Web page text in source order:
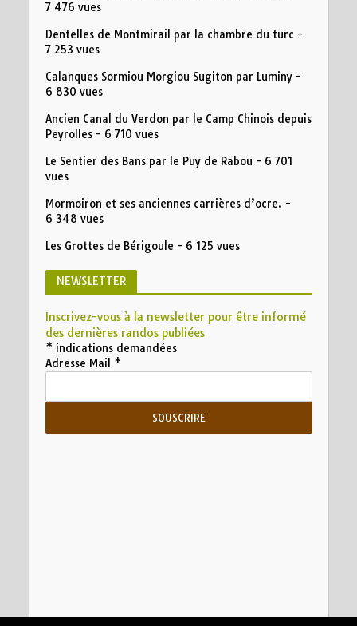
7 476 vues
Dentelles de Montmirail par la chambre du turc -
7 253 vues
Calanques Sormiou Morgiou Sugiton par Luminy-
6 830 vues
Ancien Canal du Verdon par le Camp Chinois depuis
Peyrolles- 6 710 vues
Le Sentier des Bans par le Puy de Rabou - 6 701
vues
Mormoiron et ses anciennes carrières d’ocre. -
6 348 vues
Les Grottes de Bérigoule - 6 125 vues
NEWSLETTER
Inscrivez-vous à la newsletter pour être informé
des dernières randos publiées
* indications demandées
Adresse Mail *